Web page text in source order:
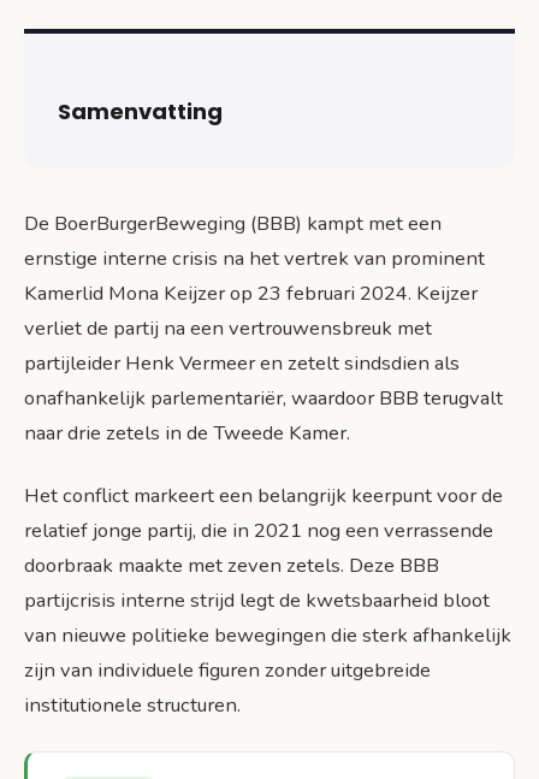
Gevolgen voor de BBB-fractie in de Tweede
Ministerschap en vice-premierschap
standpunten
Impact op coalitievorming en parlementaire
verhoudingen
Gevolgen voor huidige coalitie
Structurele problemen binnen BBB
Interne organisatie en besluitvorming
Ideologische verschillen
Reacties van andere partijen en politieke
analisten
Toekomstperspectief voor BBB en Nederlandse
Samenvatting
De BoerBurgerBeweging (BBB) kampt met een
ernstige interne crisis na het vertrek van prominent
Kamerlid Mona Keijzer op 23 februari 2024. Keijzer
verliet de partij na een vertrouwensbreuk met
partijleider Henk Vermeer en zetelt sindsdien als
onafhankelijk parlementariër, waardoor BBB terugvalt
naar drie zetels in de Tweede Kamer.
Het conflict markeert een belangrijk keerpunt voor de
relatief jonge partij, die in 2021 nog een verrassende
doorbraak maakte met zeven zetels. Deze BBB
partijcrisis interne strijd legt de kwetsbaarheid bloot
van nieuwe politieke bewegingen die sterk afhankelijk
zijn van individuele figuren zonder uitgebreide
institutionele structuren.